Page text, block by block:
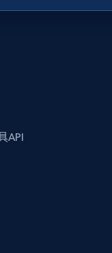
Brand,
global dataset
Brands URLs
Availability, Reviews
API